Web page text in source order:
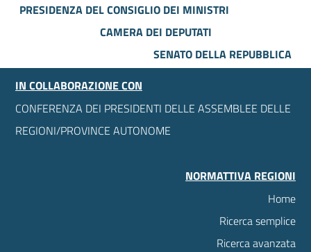
PRESIDENZA DEL CONSIGLIO DEI MINISTRI
CAMERA DEI DEPUTATI
SENATO DELLA REPUBBLICA
IN COLLABORAZIONE CON
CONFERENZA DEI PRESIDENTI DELLE ASSEMBLEE DELLE
REGIONI/PROVINCE AUTONOME
NORMATTIVA REGIONI
Home
Ricerca semplice
Ricerca avanzata